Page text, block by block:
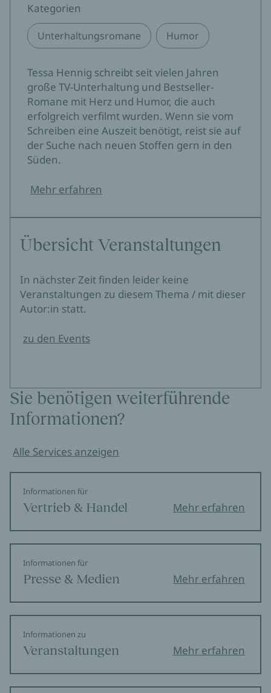
Kategorien
Unterhaltungsromane Humor
Tessa Hennig schreibt seit vielen Jahren
große TV-Unterhaltung und Bestseller-
Romane mit Herz und Humor, die auch
erfolgreich verfilmt wurden. Wenn sie vom
Schreiben eine Auszeit benötigt, reist sie auf
der Suche nach neuen Stoffen gern in den
Süden.
Mehr erfahren
Übersicht Veranstaltungen
In nächster Zeit finden leider keine
Veranstaltungen zu diesem Thema / mit dieser
Autor:in statt.
zu den Events
Sie benötigen weiterführende
Informationen?
Alle Services anzeigen
Informationen für
Vertrieb & Handel Mehr erfahren
Informationen für
Presse & Medien Mehr erfahren
Informationen zu
Veranstaltungen Mehr erfahren